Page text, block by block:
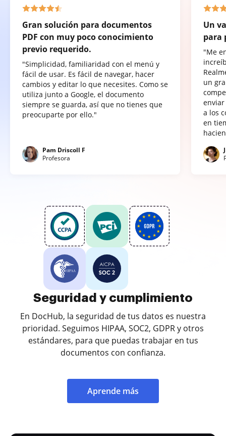
Gran solución para documentos
PDF con muy poco conocimiento
previo requerido.
"Simplicidad, familiaridad con el menú y
fácil de usar. Es fácil de navegar, hacer
cambios y editar lo que necesites. Como se
utiliza junto a Google, el documento
siempre se guarda, así que no tienes que
preocuparte por ello."
Pam Driscoll F
Profesora
Un
para
"Me
un
a los
en
Seguridad y cumplimiento
En DocHub, la seguridad de tus datos es nuestra
prioridad. Seguimos HIPAA, SOC2, GDPR y otros
estándares, para que puedas trabajar en tus
documentos con confianza.
Aprende más